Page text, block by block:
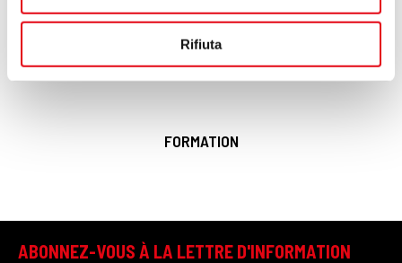
annunci, per fornire funzionalità dei social media e per
analizzare il nostro traffico. Condividiamo inoltre
nostri partner che si occupano di analisi dei dati web,
raccolto dal tuo utilizzo dei loro servizi.
Rifiuta
FORMATION
ABONNEZ-VOUS À LA LETTRE D'INFORMATION